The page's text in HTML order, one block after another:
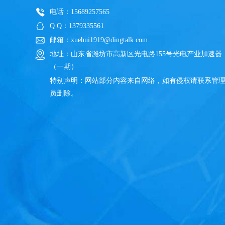
电话：15689257565
Q Q：1379335561
邮箱：xuehui1919@dingtalk.com
地址：山东省潍坊市高新区光电路155号光电产业加速器
（一期）
特别声明：网站部分内容来自网络，如有侵权请联系管
员删除。